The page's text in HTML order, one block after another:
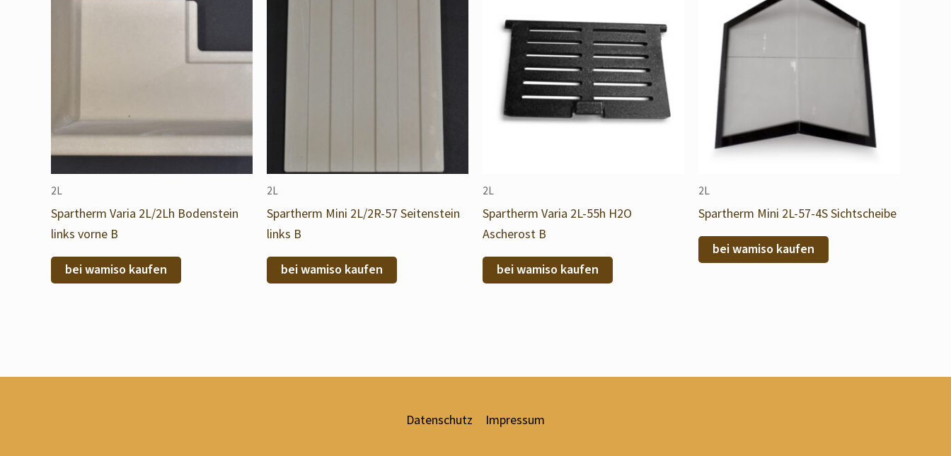
2L
Spartherm Varia 2L/2Lh Bodenstein
links vorne B
bei wamiso kaufen
2L
Spartherm Mini 2L/2R-57 Seitenstein
links B
bei wamiso kaufen
2L
Spartherm Varia 2L-55h H2O
Ascherost B
bei wamiso kaufen
2L
Spartherm Mini 2L-57-4S Sichtscheibe
bei wamiso kaufen
Datenschutz Impressum